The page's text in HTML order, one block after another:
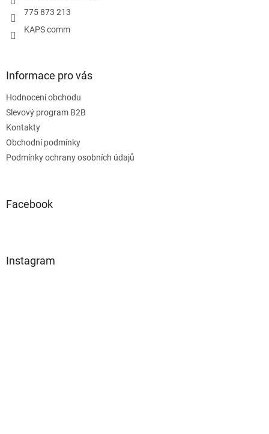
775 873 213
KAPS comm
Informace pro vás
Hodnocení obchodu
Slevový program B2B
Kontakty
Obchodní podmínky
Podmínky ochrany osobních údajů
Facebook
Instagram